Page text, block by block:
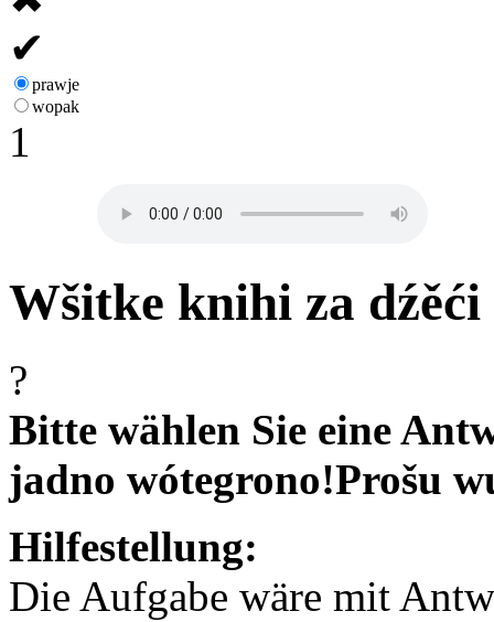
✔
prawje
wopak
1
Wšitke knihi za dźěći
?
Bitte wählen Sie eine
jadno wótegrono!Prošu
Hilfestellung:
Die Aufgabe wäre mit